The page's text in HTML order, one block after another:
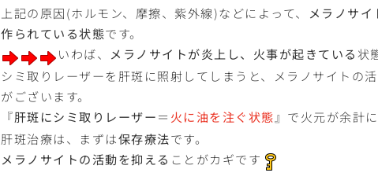
上記の原因(ホルモン、摩擦、紫外線)などによって、
メラノサイ
作られている状態です。
いわば、
メラノサイトが炎上し、火事が起きている状
シミ取りレーザーを肝斑に照射してしまうと、メラノサイトの
がございます。
『肝斑にシミ取りレーザー＝ 火に油を注ぐ状態 』で火元が余計
肝斑治療は、まずは保存療法です。
メラノサイトの活動を抑える ことがカギです